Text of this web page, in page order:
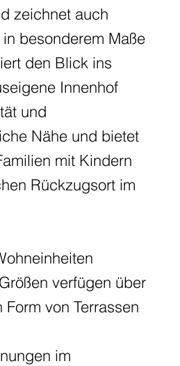
zeichnet auch
besonderem Maße
den Blick ins
Innenhof
und
Nähe und bietet
mit Kindern
Rückzugsort im
verfügen über
von Terrassen
im